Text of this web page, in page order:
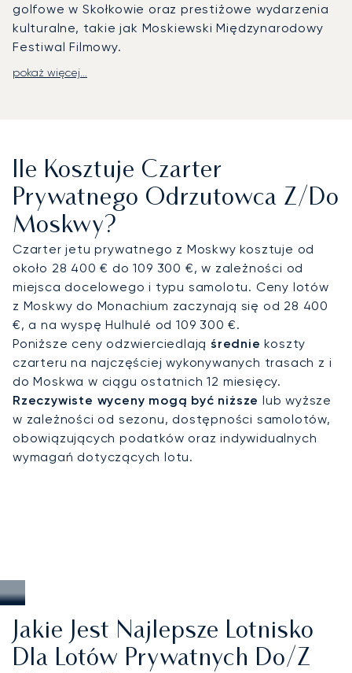
golfowe w Skołkowie oraz prestiżowe wydarzenia
kulturalne, takie jak Moskiewski Międzynarodowy
Festiwal Filmowy.
LunaJets organizuje prywatne loty na
(DME), które również oferują obsługę dla kadry
kierowniczej. Stamtąd dyskretny transfer limuzyną
z szoferem zapewnia transport do hoteli takich
jak The Ritz-Carlton czy Four Seasons oraz do
obiektów korporacyjnych, w tym Crocus Expo.
Transfer helikopterem umożliwia błyskawiczne
dotarcie do prywatnych posiadłości, dzielnic
biznesowych czy pobliskich destynacji
regionalnych.
Dzięki dwudziestoletniemu doświadczeniu
LunaJets stała się pierwszym europejskim
brokerem czarterowym, który otrzymał certyfikat
Argus®, co jest odzwierciedleniem
rygorystycznych norm bezpieczeństwa i
doskonałości usług. W Moskwie nasza wiedza i
doświadczenie gwarantują dyskretny przylot na
pokaż więcej...
Ile Kosztuje Czarter
Prywatnego Odrzutowca Z/do
Moskwy?
Czarter jetu prywatnego z Moskwy kosztuje od
około 28 400 € do 109 300 €, w zależności od
miejsca docelowego i typu samolotu. Ceny lotów
z Moskwy do Monachium zaczynają się od 28 400
€, a na wyspę Hulhulé od 109 300 €.
Poniższe ceny odzwierciedlają średnie koszty
czarteru na najczęściej wykonywanych trasach z i
do Moskwa w ciągu ostatnich 12 miesięcy.
Rzeczywiste wyceny mogą być niższe lub wyższe
w zależności od sezonu, dostępności samolotów,
obowiązujących podatków oraz indywidualnych
wymagań dotyczących lotu.
Jakie Jest Najlepsze Lotnisko
Dla Lotów Prywatnych Do/z